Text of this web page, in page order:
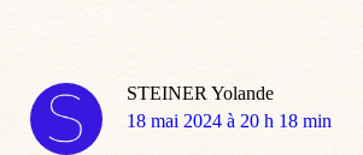
STEINER Yolande
dit
18 mai 2024 à 20 h 18 min